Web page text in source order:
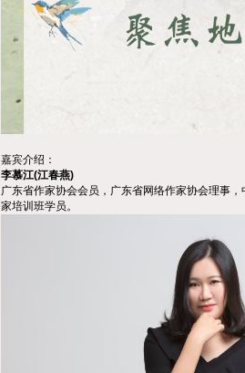
嘉宾介绍：
李慕江(江春燕)
广东省作家协会会员，广东省网络作家协会理事
家培训班学员。